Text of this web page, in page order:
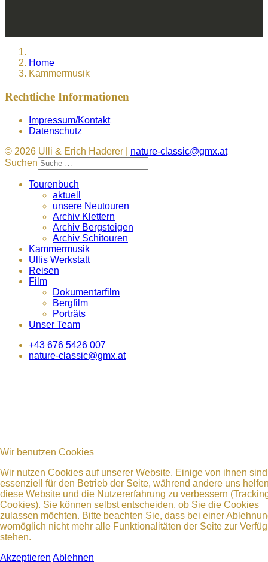
Home
Kammermusik
Rechtliche Informationen
Impressum/Kontakt
Datenschutz
© 2026 Ulli & Erich Haderer | nature-classic@gmx.at
Suchen
Tourenbuch
aktuell
unsere Neutouren
Archiv Klettern
Archiv Bergsteigen
Archiv Schitouren
Kammermusik
Ullis Werkstatt
Reisen
Film
Dokumentarfilm
Bergfilm
Porträts
Unser Team
+43 676 5426 007
nature-classic@gmx.at
Wir benutzen Cookies
Wir nutzen Cookies auf unserer Website. Einige von ihnen sind
essenziell für den Betrieb der Seite, während andere uns
diese Website und die Nutzererfahrung zu verbessern
Cookies). Sie können selbst entscheiden, ob Sie die Cookies
zulassen möchten. Bitte beachten Sie, dass bei einer
womöglich nicht mehr alle Funktionalitäten der Seite zur
stehen.
Akzeptieren Ablehnen